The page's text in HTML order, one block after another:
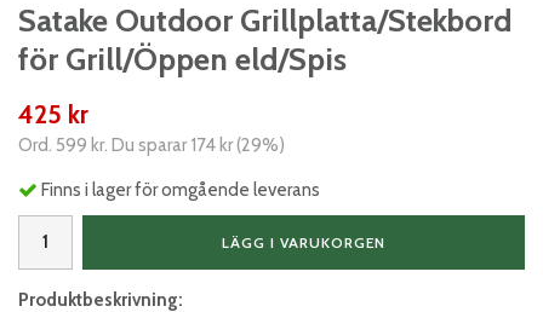
Satake Outdoor Grillplatta/Stekbord
för Grill/Öppen eld/Spis
425 kr
Ord. 599 kr. Du sparar174 kr(29%)
Finns i lager för omgående leverans
LÄGG I VARUKORGEN
Produktbeskrivning: